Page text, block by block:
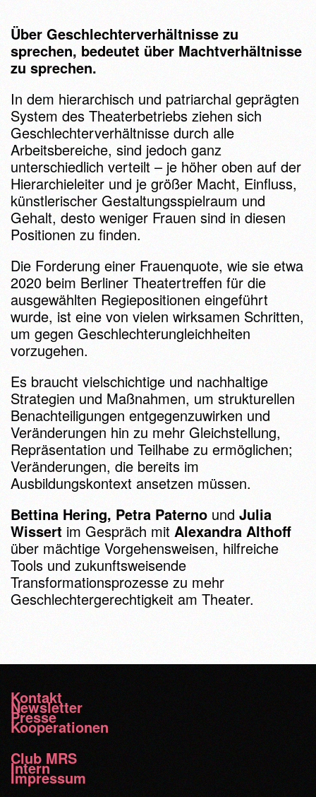
Über Geschlechterverhältnisse zu
sprechen, bedeutet über Machtverhältnisse
zu sprechen.
In dem hierarchisch und patriarchal geprägten
System des Theaterbetriebs ziehen sich
Geschlechterverhältnisse durch alle
Arbeitsbereiche, sind jedoch ganz
unterschiedlich verteilt – je höher oben auf der
Hierarchieleiter und je größer Macht, Einfluss,
künstlerischer Gestaltungsspielraum und
Gehalt, desto weniger Frauen sind in diesen
Positionen zu finden.
Die Forderung einer Frauenquote, wie sie etwa
2020 beim Berliner Theatertreffen für die
ausgewählten Regiepositionen eingeführt
wurde, ist eine von vielen wirksamen Schritten,
um gegen Geschlechterungleichheiten
vorzugehen.
Es braucht vielschichtige und nachhaltige
Strategien und Maßnahmen, um strukturellen
Benachteiligungen entgegenzuwirken und
Veränderungen hin zu mehr Gleichstellung,
Repräsentation und Teilhabe zu ermöglichen;
Veränderungen, die bereits im
Ausbildungskontext ansetzen müssen.
Bettina Hering, Petra Paterno und Julia
Wissert im Gespräch mit Alexandra Althoff
über mächtige Vorgehensweisen, hilfreiche
Tools und zukunftsweisende
Transformationsprozesse zu mehr
Geschlechtergerechtigkeit am Theater.
Kontakt
Newsletter
Presse
Kooperationen
Club MRS
Intern
Impressum